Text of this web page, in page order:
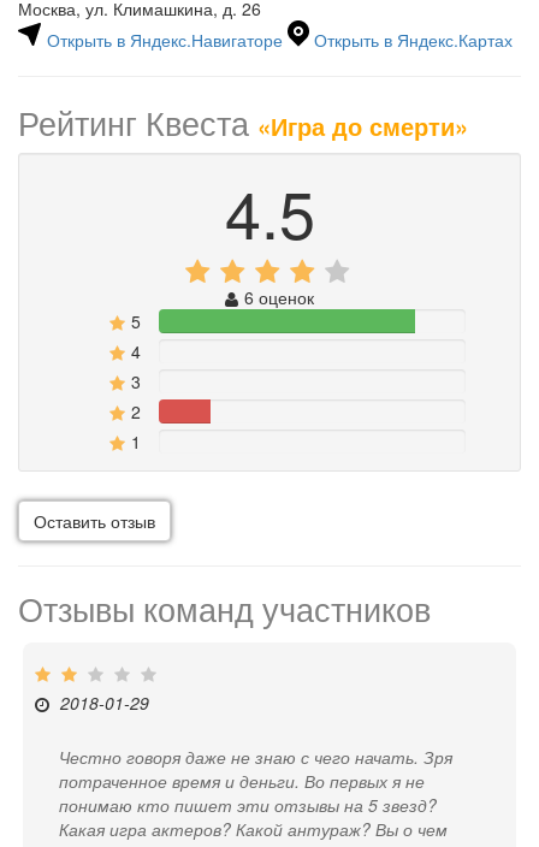
Москва, ул. Климашкина, д. 26
Открыть в Яндекс.Навигаторе
Открыть в Яндекс.Картах
Рейтинг Квеста «Игра до смерти»
4.5
6 оценок
5
83.333333333333%
4
3
2 16.666666666667%
1
Оставить отзыв
Отзывы команд участников
2018-01-29
Честно говоря даже не знаю с чего начать. Зря
потраченное время и деньги. Во первых я не
понимаю кто пишет эти отзывы на 5 звезд?
Какая игра актеров? Какой антураж? Вы о чем